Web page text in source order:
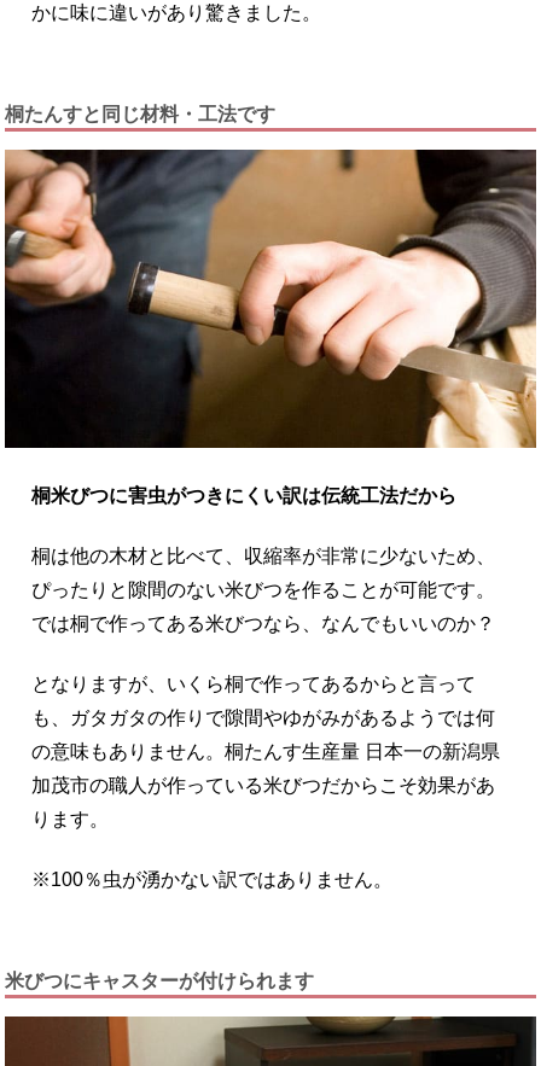
かに味に違いがあり驚きました。
桐たんすと同じ材料・工法です
桐米びつに害虫がつきにくい訳は伝統工法だから
桐は他の木材と比べて、収縮率が非常に少ないため、
ぴったりと隙間のない米びつを作ることが可能です。
では桐で作ってある米びつなら、なんでもいいのか？
となりますが、いくら桐で作ってあるからと言って
も、ガタガタの作りで隙間やゆがみがあるようでは何
の意味もありません。桐たんす生産量 日本一の新潟県
加茂市の職人が作っている米びつだからこそ効果があ
ります。
※100％虫が湧かない訳ではありません。
米びつにキャスターが付けられます